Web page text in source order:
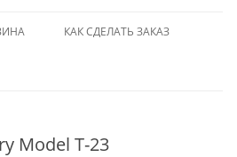
КАК СДЕЛАТЬ ЗАКАЗ
Model T-23